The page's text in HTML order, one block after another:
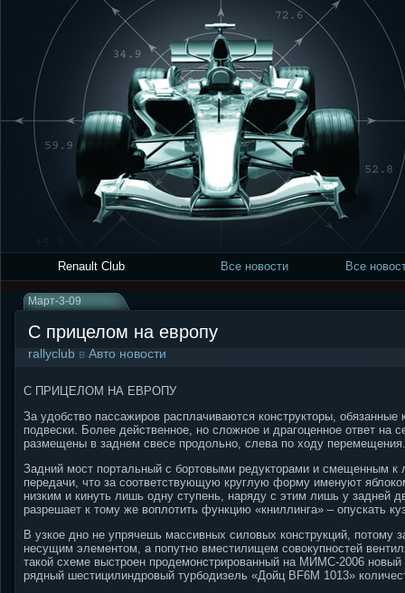
Renault Club Все новости Все
Март-3-09
С прицелом на европу
rallyclub в Авто новости
С ПРИЦЕЛОМ НА ЕВРОПУ
За удобство пассажиров расплачиваются конструкторы, обязанные
подвески. Более действенное, но сложное и драгоценное ответ на
размещены в заднем свесе продольно, слева по ходу перемещения.
Задний мост портальный с бортовыми редукторами и смещенным к
передачи, что за соответствующую круглую форму именуют
низким и кинуть лишь одну ступень, наряду с этим лишь у задней
разрешает к тому же воплотить функцию «книллинга» – опускать
В узкое дно не упрячешь массивных силовых конструкций, потому
несущим элементом, а попутно вместилищем совокупностей
такой схеме выстроен продемонстрированный на МИМС-2006
рядный шестицилиндровый турбодизель «Дойц BF6M 1013»